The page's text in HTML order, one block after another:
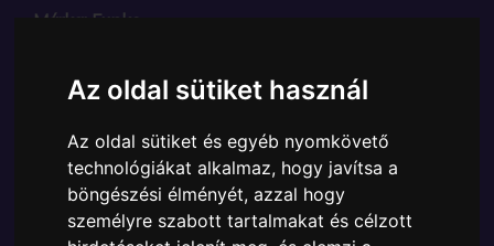
Az oldal sütiket használ
Az oldal sütiket és egyéb nyomkövető
technológiákat alkalmaz, hogy javítsa a
böngészési élményét, azzal hogy
személyre szabott tartalmakat és célzott
Márka: Funko
Ára:14990 Ft
13490 Ft
A Funko POP - Marvel egyik népszerű terméke a
Funko POP - Marvel - Jumbo Monster Hunters
Venom wings (Exclusive) 25cm figura, amely ablakos
csomagolásban azaz - POP In a Box - várja új